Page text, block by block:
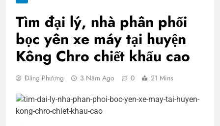
Tìm đại lý, nhà phân phối
bọc yên xe máy tại huyện
Kông Chro chiết khấu cao
Đặng Phượng 3 Năm Ago 0 21 Mins